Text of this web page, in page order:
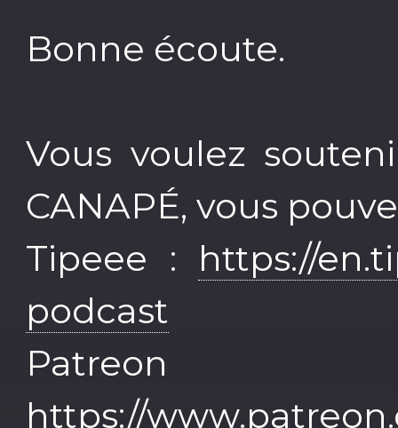
Bonne écoute.
Vous voulez
CANAPÉ, vous
Tipeee : https://
podcast
https://